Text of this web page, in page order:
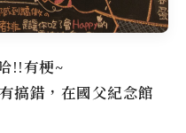
!!有梗~
搞錯，在國父紀念館